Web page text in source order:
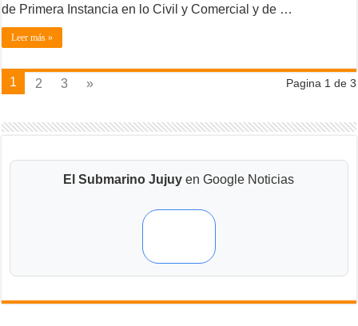
de Primera Instancia en lo Civil y Comercial y de …
Leer más »
Pagina 1 de 3
1 2 3 »
El Submarino Jujuy en Google Noticias